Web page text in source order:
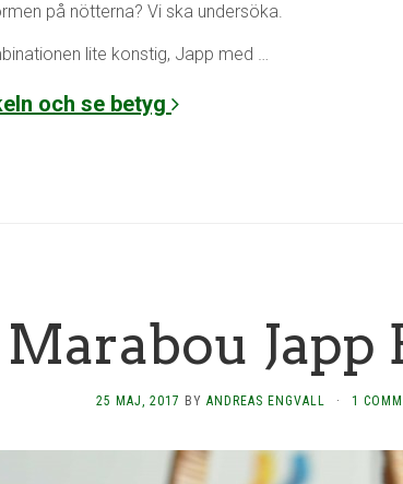
på nötterna? Vi ska undersöka.
lite konstig, Japp med …
och se betyg
Marabou Japp
25 MAJ, 2017 BY ANDREAS ENGVALL · 1